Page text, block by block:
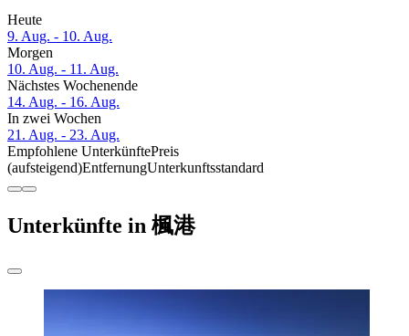
Heute
9. Aug. - 10. Aug.
Morgen
10. Aug. - 11. Aug.
Nächstes Wochenende
14. Aug. - 16. Aug.
In zwei Wochen
21. Aug. - 23. Aug.
Empfohlene UnterkünftePreis
(aufsteigend)EntfernungUnterkunftsstandard
Unterkünfte in 楓港